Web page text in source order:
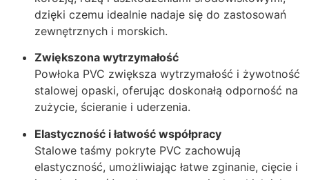
dzięki czemu idealnie nadaje się do zastosowań
zewnętrznych i morskich.
Zwiększona wytrzymałość
Powłoka PVC zwiększa wytrzymałość i żywotność
stalowej opaski, oferując doskonałą odporność na
zużycie, ścieranie i uderzenia.
Elastyczność i łatwość współpracy
Stalowe taśmy pokryte PVC zachowują
elastyczność, umożliwiając łatwe zginanie, cięcie i